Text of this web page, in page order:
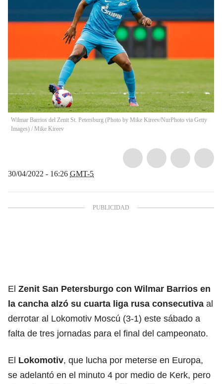
Wilmar Barrios del Zenit St. Petersburg (Photo by Mike Kireev/NurPhoto via Getty
Images) / Mike Kireev
30/04/2022 - 16:26 GMT-5
El Zenit San Petersburgo con Wilmar Barrios en
la cancha alzó su cuarta liga rusa consecutiva al
derrotar al Lokomotiv Moscú (3-1) este sábado a
falta de tres jornadas para el final del campeonato.
El Lokomotiv, que lucha por meterse en Europa,
se adelantó en el minuto 4 por medio de Kerk, pero